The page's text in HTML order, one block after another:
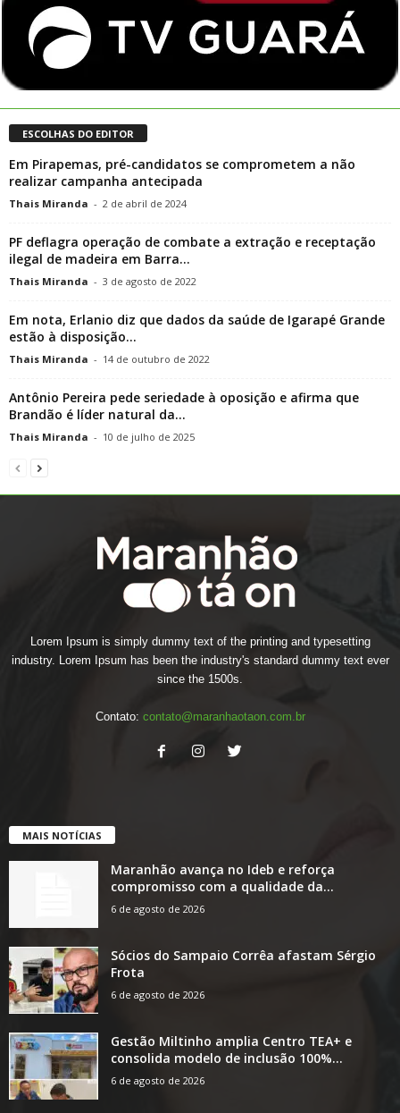
ESCOLHAS DO EDITOR
Em Pirapemas, pré-candidatos se comprometem a não
realizar campanha antecipada
Thais Miranda - 2 de abril de 2024
PF deflagra operação de combate a extração e receptação
ilegal de madeira em Barra...
Thais Miranda - 3 de agosto de 2022
Em nota, Erlanio diz que dados da saúde de Igarapé Grande
estão à disposição...
Thais Miranda - 14 de outubro de 2022
Antônio Pereira pede seriedade à oposição e afirma que
Brandão é líder natural da...
Thais Miranda - 10 de julho de 2025
Lorem Ipsum is simply dummy text of the printing and typesetting
industry. Lorem Ipsum has been the industry's standard dummy text ever
since the 1500s.
Contato: contato@maranhaotaon.com.br
MAIS NOTÍCIAS
Maranhão avança no Ideb e reforça
compromisso com a qualidade da...
6 de agosto de 2026
Sócios do Sampaio Corrêa afastam Sérgio
Frota
6 de agosto de 2026
Gestão Miltinho amplia Centro TEA+ e
consolida modelo de inclusão 100%...
6 de agosto de 2026